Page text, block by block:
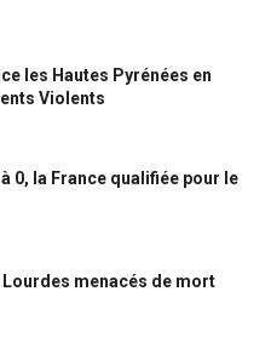
les Hautes Pyrénées en
Violents
0, la France qualifiée pour le
Lourdes menacés de mort